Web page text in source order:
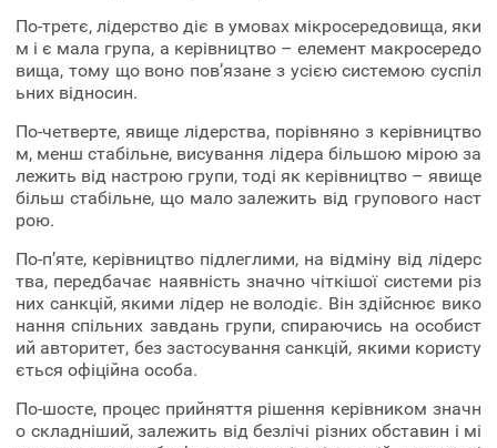
По-третє, лідерство діє в умовах мікросередовища, яки
м і є мала група, а керівництво – елемент макросередо
вища, тому що воно пов’язане з усією системою суспіл
ьних відносин.
По-четверте, явище лідерства, порівняно з керівництво
м, менш стабільне, висування лідера більшою мірою за
лежить від настрою групи, тоді як керівництво – явище
більш стабільне, що мало залежить від групового наст
рою.
По-п’яте, керівництво підлеглими, на відміну від лідерс
тва, передбачає наявність значно чіткішої системи різ
них санкцій, якими лідер не володіє. Він здійснює вико
нання спільних завдань групи, спираючись на особист
ий авторитет, без застосування санкцій, якими користу
ється офіційна особа.
По-шосте, процес прийняття рішення керівником значн
о складніший, залежить від безлічі різних обставин і мі